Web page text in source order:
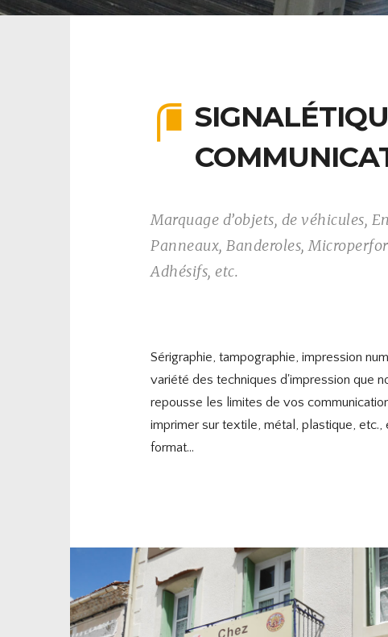
Marquage d’objets, de véhicules,
Panneaux, Banderoles,
Adhésifs, etc.
Sérigraphie, tampographie, impression
variété des techniques d'impression que
repousse les limites de vos
imprimer sur textile, métal, plastique, etc.,
format...